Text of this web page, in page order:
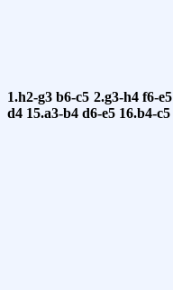
1.h2-g3 b6-c5 2.g3-h4 f6-e5
d4 15.a3-b4 d6-e5 16.b4-c5